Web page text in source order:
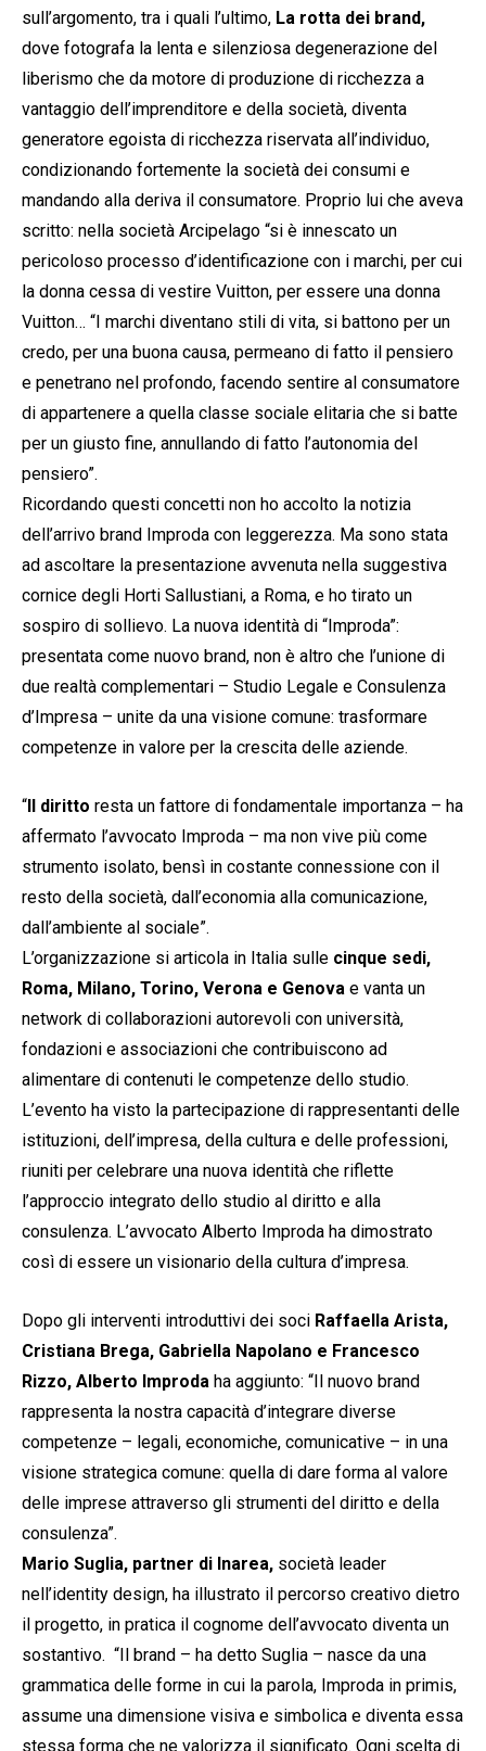
sull’argomento, tra i quali l’ultimo, La rotta dei brand,
dove fotografa la lenta e silenziosa degenerazione del
liberismo che da motore di produzione di ricchezza a
vantaggio dell’imprenditore e della società, diventa
generatore egoista di ricchezza riservata all’individuo,
condizionando fortemente la società dei consumi e
mandando alla deriva il consumatore. Proprio lui che aveva
scritto: nella società Arcipelago “si è innescato un
pericoloso processo d’identificazione con i marchi, per cui
la donna cessa di vestire Vuitton, per essere una donna
Vuitton… “I marchi diventano stili di vita, si battono per un
credo, per una buona causa, permeano di fatto il pensiero
e penetrano nel profondo, facendo sentire al consumatore
di appartenere a quella classe sociale elitaria che si batte
per un giusto fine, annullando di fatto l’autonomia del
pensiero”.
Ricordando questi concetti non ho accolto la notizia
dell’arrivo brand Improda con leggerezza. Ma sono stata
ad ascoltare la presentazione avvenuta nella suggestiva
cornice degli Horti Sallustiani, a Roma, e ho tirato un
sospiro di sollievo. La nuova identità di “Improda”:
presentata come nuovo brand, non è altro che l’unione di
due realtà complementari – Studio Legale e Consulenza
d’Impresa – unite da una visione comune: trasformare
competenze in valore per la crescita delle aziende.
“Il diritto resta un fattore di fondamentale importanza – ha
affermato l’avvocato Improda – ma non vive più come
strumento isolato, bensì in costante connessione con il
resto della società, dall’economia alla comunicazione,
dall’ambiente al sociale”.
L’organizzazione si articola in Italia sulle cinque sedi,
Roma, Milano, Torino, Verona e Genova e vanta un
network di collaborazioni autorevoli con università,
fondazioni e associazioni che contribuiscono ad
alimentare di contenuti le competenze dello studio.
L’evento ha visto la partecipazione di rappresentanti delle
istituzioni, dell’impresa, della cultura e delle professioni,
riuniti per celebrare una nuova identità che riflette
l’approccio integrato dello studio al diritto e alla
consulenza. L’avvocato Alberto Improda ha dimostrato
così di essere un visionario della cultura d’impresa.
Dopo gli interventi introduttivi dei soci Raffaella Arista,
Cristiana Brega, Gabriella Napolano e Francesco
Rizzo, Alberto Improda ha aggiunto: “Il nuovo brand
rappresenta la nostra capacità d’integrare diverse
competenze – legali, economiche, comunicative – in una
visione strategica comune: quella di dare forma al valore
delle imprese attraverso gli strumenti del diritto e della
consulenza”.
Mario Suglia, partner di Inarea, società leader
nell’identity design, ha illustrato il percorso creativo dietro
il progetto, in pratica il cognome dell’avvocato diventa un
sostantivo. “Il brand – ha detto Suglia – nasce da una
grammatica delle forme in cui la parola, Improda in primis,
assume una dimensione visiva e simbolica e diventa essa
stessa forma che ne valorizza il significato. Ogni scelta di